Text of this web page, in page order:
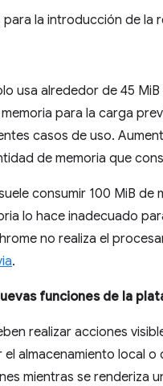
la introducción de la
usa alrededor de 45
para la carga
casos de uso.
de memoria que
consumir 100 MiB de
lo hace inadecuado
no realiza el
.
funciones de la
realizar acciones
almacenamiento local
mientras se renderiza